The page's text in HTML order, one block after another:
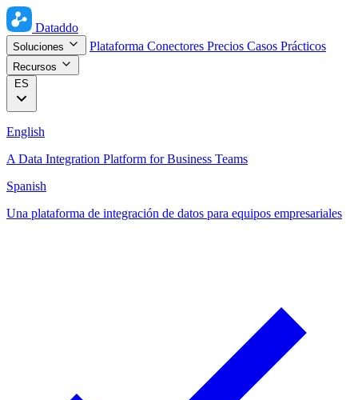
Dataddo
Soluciones Plataforma Conectores Precios Casos Prácticos
Recursos
ES
English
A Data Integration Platform for Business Teams
Spanish
Una plataforma de integración de datos para equipos empresariales